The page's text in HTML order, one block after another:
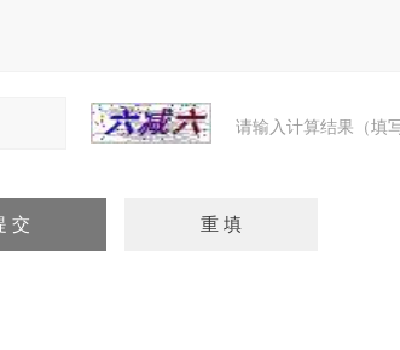
请输入计算结果（填